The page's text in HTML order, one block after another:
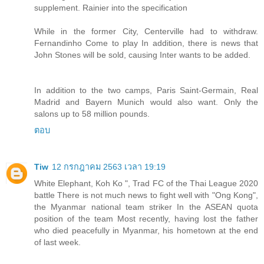
supplement. Rainier into the specification
While in the former City, Centerville had to withdraw.
Fernandinho Come to play In addition, there is news that
John Stones will be sold, causing Inter wants to be added.
In addition to the two camps, Paris Saint-Germain, Real
Madrid and Bayern Munich would also want. Only the
salons up to 58 million pounds.
ตอบ
Tiw 12 กรกฎาคม 2563 เวลา 19:19
White Elephant, Koh Ko ", Trad FC of the Thai League 2020
battle There is not much news to fight well with "Ong Kong",
the Myanmar national team striker In the ASEAN quota
position of the team Most recently, having lost the father
who died peacefully in Myanmar, his hometown at the end
of last week.